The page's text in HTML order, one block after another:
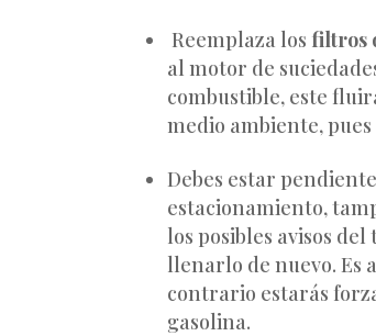
Reemplaza los filtros
al motor de
combustible, este
medio ambiente, pues
Debes estar
estacionamiento,
los posibles avisos
llenarlo de nuevo. Es
contrario estarás
gasolina.